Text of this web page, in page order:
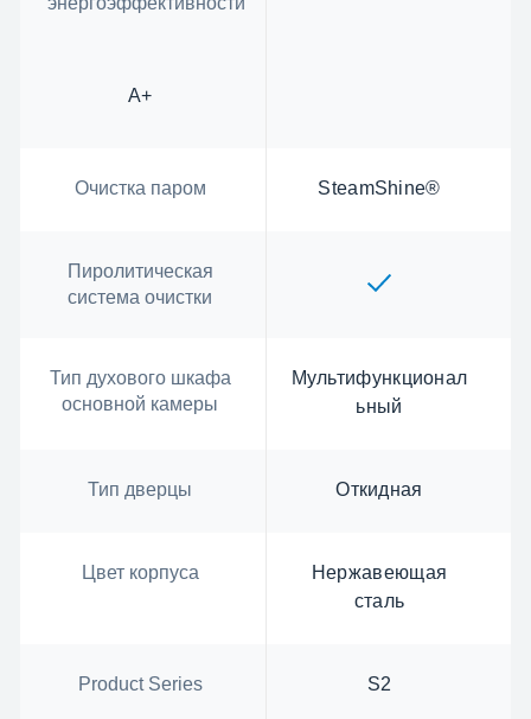
А+
Очистка паром SteamShine®
Пиролитическая
система очистки
Тип духового шкафа
основной камеры
Мультифункционал
ьный
Тип дверцы Откидная
Цвет корпуса
Нержавеющая
сталь
Product Series S2